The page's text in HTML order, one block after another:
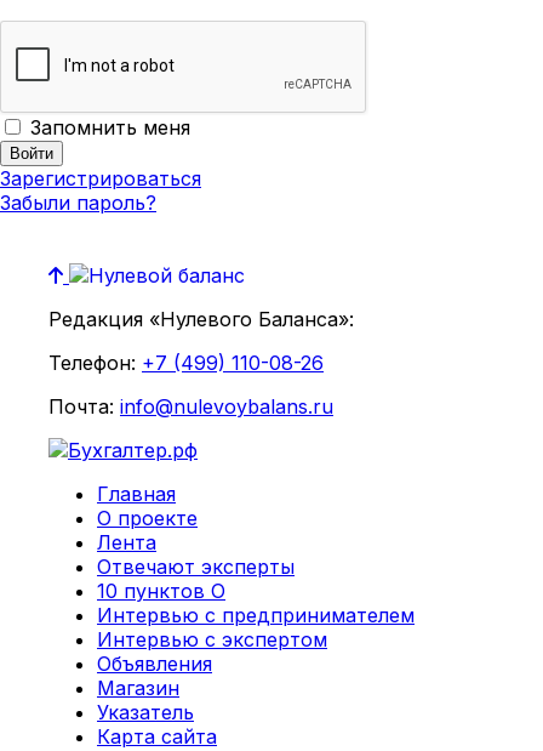
Запомнить меня
Зарегистрироваться
Забыли пароль?
Редакция «Нулевого Баланса»:
Телефон: +7 (499) 110-08-26
Почта: info@nulevoybalans.ru
Главная
О проекте
Лента
Отвечают эксперты
10 пунктов О
Интервью с предпринимателем
Интервью с экспертом
Объявления
Магазин
Указатель
Карта сайта